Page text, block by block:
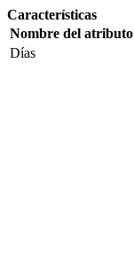
Características
Nombre del atributo
Días